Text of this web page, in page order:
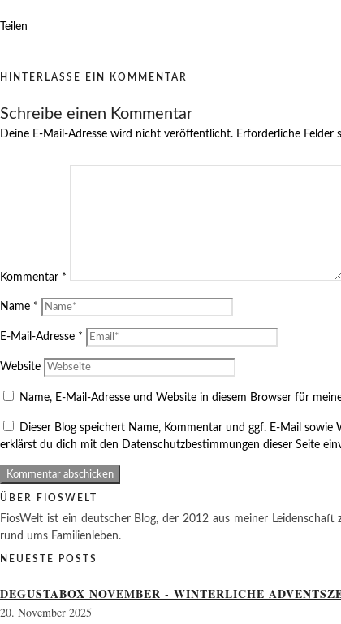
Teilen
HINTERLASSE EIN KOMMENTAR
Schreibe einen Kommentar
Deine E-Mail-Adresse wird nicht veröffentlicht. Erforderliche Felder
Kommentar *
Name *
E-Mail-Adresse *
Website
Name, E-Mail-Adresse und Website in diesem Browser für
Dieser Blog speichert Name, Kommentar und ggf. E-Mail
erklärst du dich mit den Datenschutzbestimmungen dieser Seite
ÜBER FIOSWELT
FiosWelt ist ein deutscher Blog, der 2012 aus meiner
rund ums Familienleben.
NEUESTE POSTS
DEGUSTABOX NOVEMBER - WINTERLICHE
20. November 2025